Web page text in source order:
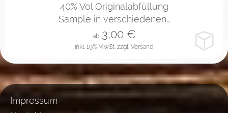
40% Vol Originalabfüllung
Sample in verschiedenen…
inkl. 19% MwSt. zzgl. Versand
ab 3,00€
Impressum